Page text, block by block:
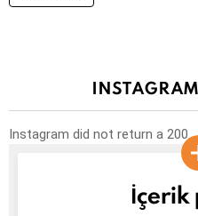
Instagram did not return a 200.
İçerik